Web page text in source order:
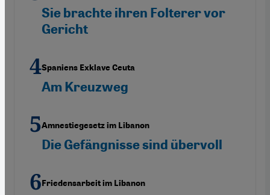
Sie brachte ihren Folterer vor
Gericht
Spaniens Exklave Ceuta
Am Kreuzweg
Amnestiegesetz im Libanon
Die Gefängnisse sind übervoll
Friedensarbeit im Libanon